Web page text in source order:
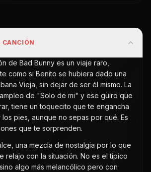
de Bad Bunny es un viaje raro,
como si Benito se hubiera dado una
Vieja, sin dejar de ser él mismo. La
de "Solo de mi" y ese güiro que
tiene un toquecito que te engancha
pies, aunque no sepas por qué. Es
que te sorprenden.
una mezcla de nostalgia por lo que
relajo con la situación. No es el típico
algo más melancólico pero con
Bad Bunny, con su forma única de
toque personal que hace que la
te saca una sonrisa y te hace